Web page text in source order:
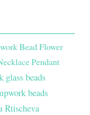
Bead Flower
Pendant
glass beads
beads
Rtischeva